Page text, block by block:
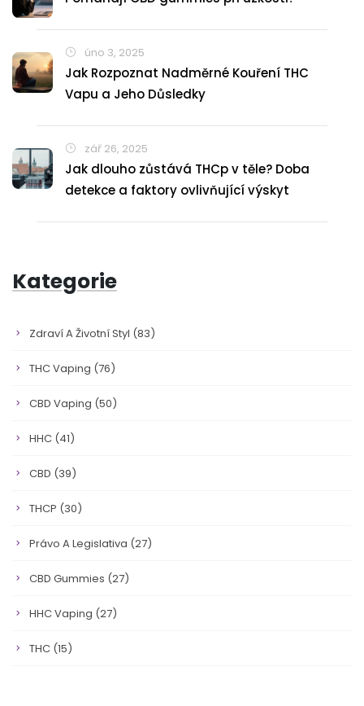
úno 3, 2025
Jak Rozpoznat Nadměrné Kouření THC
Vapu a Jeho Důsledky
zář 26, 2025
Jak dlouho zůstává THCp v těle? Doba
detekce a faktory ovlivňující výskyt
Kategorie
Zdraví A Životní Styl (83)
THC Vaping (76)
CBD Vaping (50)
HHC (41)
CBD (39)
THCP (30)
Právo A Legislativa (27)
CBD Gummies (27)
HHC Vaping (27)
THC (15)